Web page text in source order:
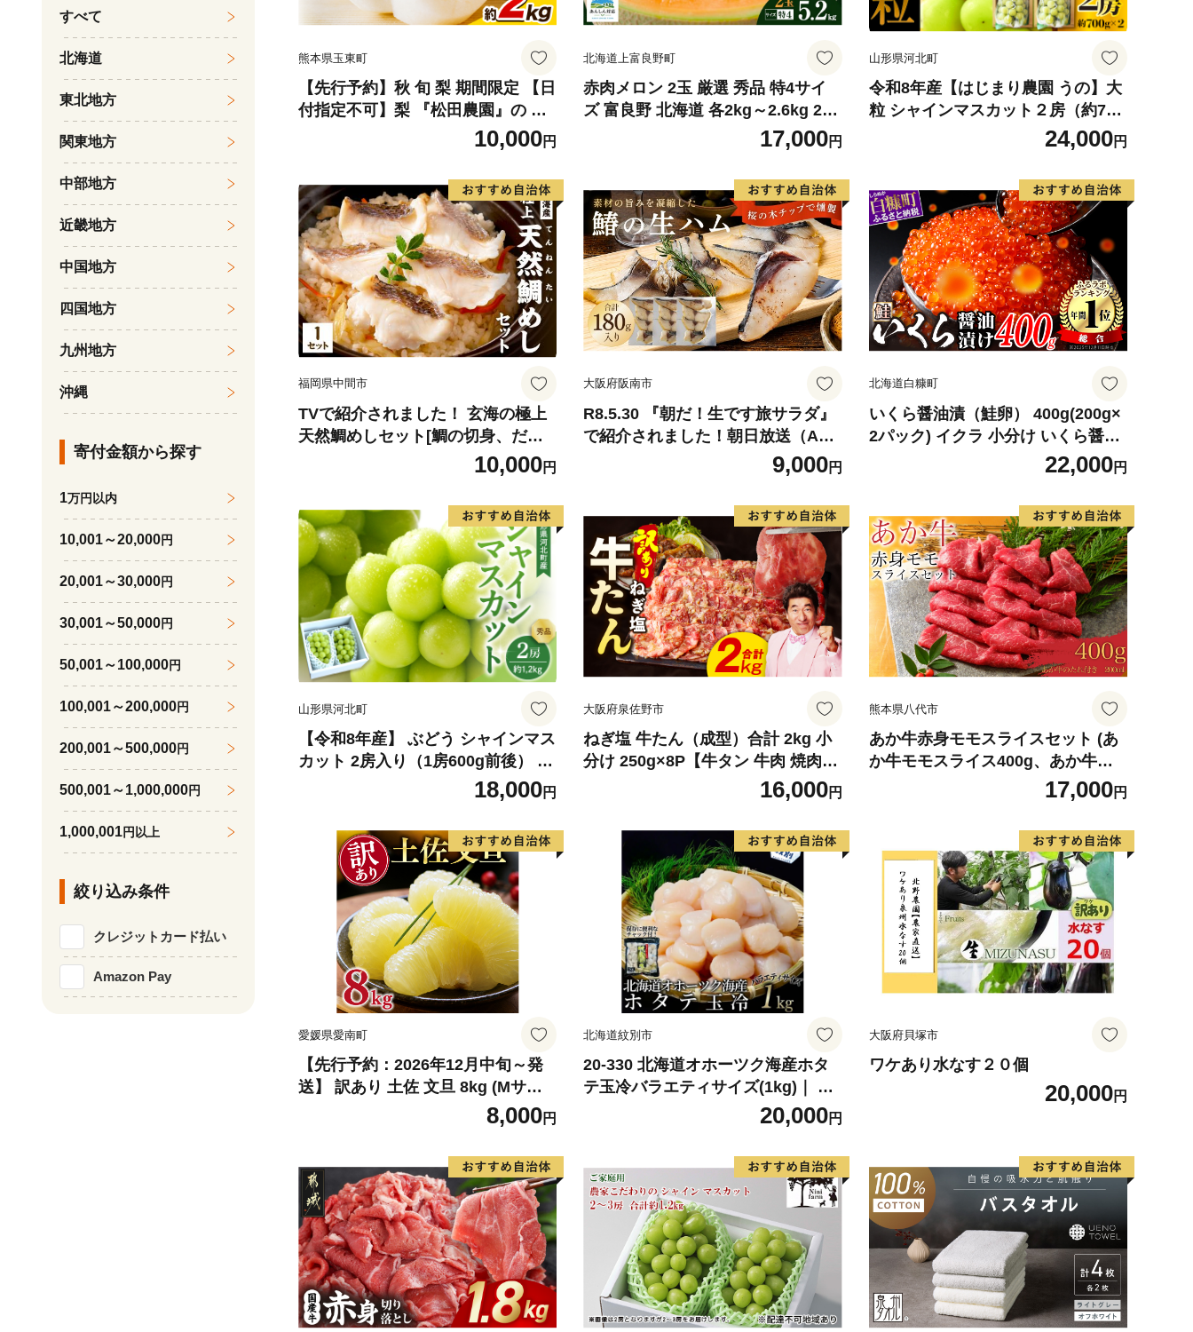
熊本県玉東町
【先行予約】秋 旬 梨 期間限定 【日
付指定不可】梨 『松田農園』の く
まもと 梨 たっぷり 約2kg 5-7玉前
後 《7月下旬-9月末頃出荷》 予約
受付中 熊本県玉名郡玉東町『松田
農園』なし 果物 スイーツ フルーツ
デザート スムージー SDG`s
10,000円
北海道上富良野町
赤肉メロン 2玉 厳選 秀品 特4サイ
ズ 富良野 北海道 各2kg～2.6kg 2玉
セット ファーム富良野 メロン めろ
ん 果物 くだもの フルーツ デザート
旬の果物 旬のフルーツ
17,000円
山形県河北町
令和8年産【はじまり農園 うの】大
粒 シャインマスカット２房（約700
g×2房） 山形県河北町産 【河北町
観光物産協会】 ka002-004-r8
24,000円
福岡県中間市
TVで紹介されました！ 玄海の極上
天然鯛めしセット[鯛の切身、だし
汁、鯛茶漬け用だし]【010-0001】
10,000円
大阪府阪南市
R8.5.30 『朝だ！生です旅サラダ』
で紹介されました！朝日放送（ABC
テレビ） 鰆の生ハム ×3パック（1
パックあたり、約15g × 約4枚入）
9,000円
北海道白糠町
いくら醤油漬（鮭卵） 400g(200g×
2パック) イクラ 小分け いくら醤油
漬 鮭いくら いくら醤油漬け 鮭 鮭卵
ikura 醤油いくら 冷凍いくら いく
ら北海道 醤油鮭いくら 人気 大好評
品 北海道 白糠町
22,000円
山形県河北町
【令和8年産】 ぶどう シャインマス
カット 2房入り（1房600g前後） 秀
品 山形県河北町産【山形eLab】 ka
18,000円
大阪府泉佐野市
ねぎ塩 牛たん（成型）合計 2kg 小
分け 250g×8P【牛タン 牛肉 焼肉用
薄切り 訳あり サイズ不揃い】
16,000円
熊本県八代市
あか牛赤身モモスライスセット (あ
か牛モモスライス400g、あか牛の
17,000円
愛媛県愛南町
【先行予約：2026年12月中旬～発
送】 訳あり 土佐 文旦 8kg (Mサイ
ズ以上サイズミックス) 8000円 わけ
あり ぶんたん みかん mikan 蜜柑
ミカン 土佐文旦 家庭用 産地直送 国
産 農家直送 期間限定 特産品 サイズ
ミックス くらもとファーム 愛南町
愛媛県
8,000円
北海道紋別市
20-330 北海道オホーツク海産ホタ
テ玉冷バラエティサイズ(1kg)｜ 訳
20,000円
大阪府貝塚市
ワケあり水なす２０個
20,000円
すべて
北海道
東北地方
関東地方
中部地方
近畿地方
中国地方
四国地方
九州地方
沖縄
寄付金額から探す
1万円以内
10,001～20,000円
20,001～30,000円
30,001～50,000円
50,001～100,000円
100,001～200,000円
200,001～500,000円
500,001～1,000,000円
1,000,001円以上
絞り込み条件
クレジットカード払い
Amazon Pay